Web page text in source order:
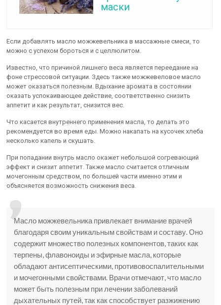
маски
Если добавлять масло можжевельника в массажные смеси, то
можно с успехом бороться и с целлюлитом.
Известно, что причиной лишнего веса является переедание на
фоне стрессовой ситуации. Здесь также можжевеловое масло
может оказаться полезным. Вдыхание аромата в состоянии
оказать успокаивающее действие, соответственно снизить
аппетит и как результат, снизится вес.
Что касается внутреннего применения масла, то делать это
рекомендуется во время еды. Можно накапать на кусочек хлеба
несколько капель и скушать.
При попадании внутрь масло окажет небольшой согревающий
эффект и снизит аппетит. Также масло считается отличным
мочегонным средством, по большей части именно этим и
объясняется возможность снижения веса.
Масло можжевельника привлекает внимание врачей
благодаря своим уникальным свойствам и составу. Оно
содержит множество полезных компонентов, таких как
терпены, флавоноиды и эфирные масла, которые
обладают антисептическими, противовоспалительными
и мочегонными свойствами. Врачи отмечают, что масло
может быть полезным при лечении заболеваний
дыхательных путей, так как способствует разжижению